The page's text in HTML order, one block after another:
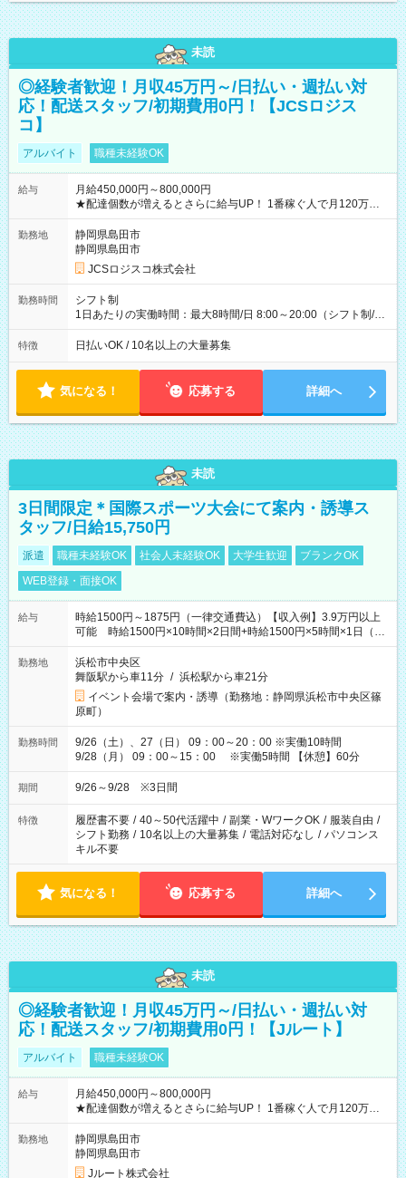
未読
◎経験者歓迎！月収45万円～/日払い・週払い対
応！配送スタッフ/初期費用0円！【JCSロジス
コ】
アルバイト 職種未経験OK
給与
月給450,000円～800,000円
★配達個数が増えるとさらに給与UP！ 1番稼ぐ人で月120万ほ
ど！ ・主要都市エリア 月収55万円／週5日稼働 月収65万~112
万円／週6日稼働 ・地方郊外エリア 月収40万円／週5日稼働 月
収40万円~50万円／週6日稼働 ＜モデルイメージ＞ ■月収50万
円 (27歳男性/江東区在住)※元建築関係 1日150個配達×25日勤務
(日休み) ■月収80万円(43歳男性/墨田区在住)※元営業 1日200個
勤務地
静岡県島田市
静岡県島田市
JCSロジスコ株式会社
勤務時間
シフト制
1日あたりの実働時間：最大8時間/日 8:00～20:00（シフト制/実
働8時間） ※週5日勤務（場所次第では週4も有り） ※配達状況
によって時間外での勤務可能性有り ※案件により多少の前後あ
特徴 日払いOK / 10名以上の大量募集
気になる！ 応募する 詳細へ
未読
3日間限定＊国際スポーツ大会にて案内・誘導ス
タッフ/日給15,750円
派遣 職種未経験OK 社会人未経験OK 大学生歓迎
ブランクOK
WEB登録・面接OK
給与
時給1500円～1875円（一律交通費込）【収入例】3.9万円以上
可能 時給1500円×10時間×2日間+時給1500円×5時間×1日（実
働8時間を越えた時給：1875円）
勤務地
浜松市中央区
舞阪駅から車11分 / 浜松駅から車21分
イベント会場で案内・誘導（勤務地：静岡県浜松市中央区篠
原町）
勤務時間
9/26（土）、27（日） 09：00～20：00 ※実働10時間
9/28（月） 09：00～15：00 ※実働5時間 【休憩】60分
期間 9/26～9/28 ※3日間
特徴 履歴書不要 / 40～50代活躍中 / 副業・WワークOK / 服装自由 /
シフト勤務 / 10名以上の大量募集 / 電話対応なし / パソコンス
キル不要
気になる！ 応募する 詳細へ
未読
◎経験者歓迎！月収45万円～/日払い・週払い対
応！配送スタッフ/初期費用0円！【Jルート】
アルバイト 職種未経験OK
給与
月給450,000円～800,000円
★配達個数が増えるとさらに給与UP！ 1番稼ぐ人で月120万ほ
ど！ ・主要都市エリア 月収55万円／週5日稼働 月収65万~112
万円／週6日稼働 ・地方郊外エリア 月収40万円／週5日稼働 月
収40万円~50万円／週6日稼働 ＜モデルイメージ＞ ■月収50万
円 (27歳男性/江東区在住)※元建築関係 1日150個配達×25日勤務
勤務地
静岡県島田市
静岡県島田市
Jルート株式会社